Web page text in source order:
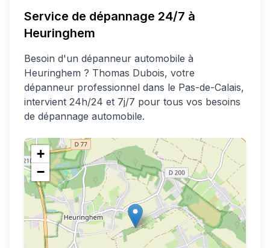
Service de dépannage 24/7 à
Heuringhem
Besoin d'un dépanneur automobile à
Heuringhem ? Thomas Dubois, votre
dépanneur professionnel dans le Pas-de-Calais,
intervient 24h/24 et 7j/7 pour tous vos besoins
de dépannage automobile.
+
−